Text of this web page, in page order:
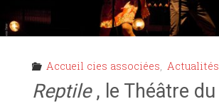
Accueil cies associées, Actualités
Reptile , le Théâtre du